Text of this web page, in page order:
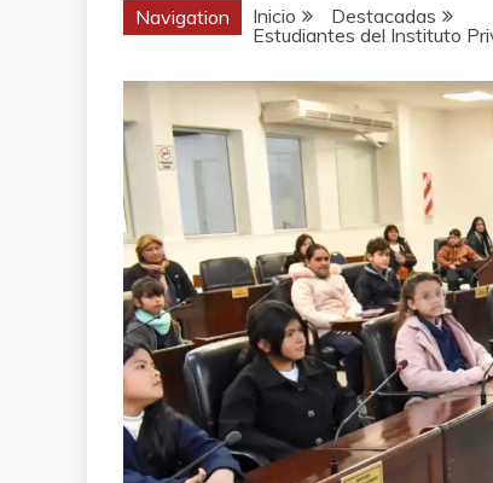
Navigation Inicio
Destacadas
Estudiantes del Instituto